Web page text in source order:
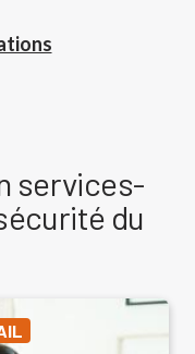
services-
du